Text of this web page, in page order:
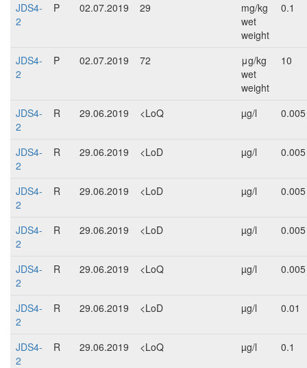
JDS4-
2
P 02.07.2019 29
mg/kg
wet
weight
0.1
JDS4-
2
P 02.07.2019 72
μg/kg
wet
weight
10
JDS4-
2
R 29.06.2019 <LoQ µg/l 0.005
JDS4-
2
R 29.06.2019 <LoD µg/l 0.005
JDS4-
2
R 29.06.2019 <LoD µg/l 0.005
JDS4-
2
R 29.06.2019 <LoD µg/l 0.005
JDS4-
2
R 29.06.2019 <LoQ µg/l 0.005
JDS4-
2
R 29.06.2019 <LoD µg/l 0.01
JDS4-
2
R 29.06.2019 <LoQ µg/l 0.1